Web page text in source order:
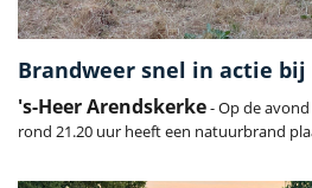
Brandweer snel in actie
's-Heer Arendskerke- Op de
rond 21.20 uur heeft een natuurbrand